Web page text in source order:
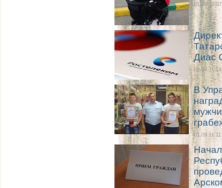
01.09 12:07
Диас
01.09 11:14
В
01.09 11:11